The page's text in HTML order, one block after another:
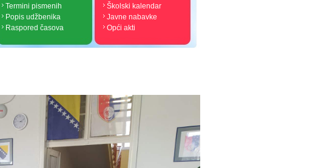
Termini pismenih
Popis udžbenika
Raspored časova
Školski kalendar
Javne nabavke
Opći akti